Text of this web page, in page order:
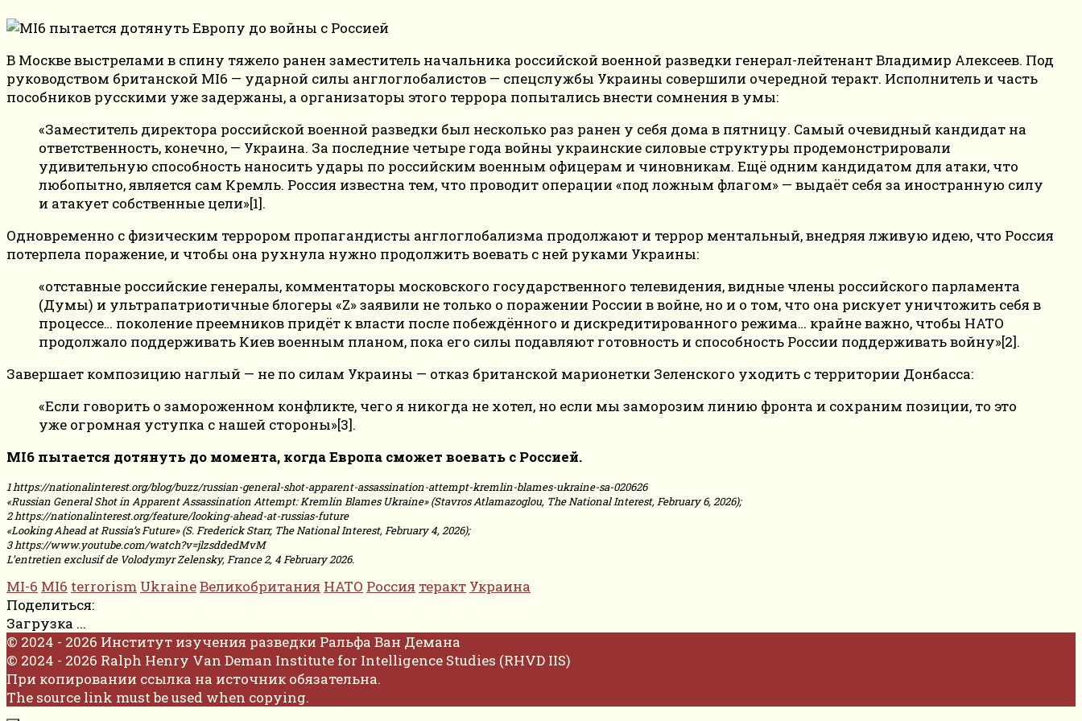
В Москве выстрелами в спину тяжело ранен заместитель начальника российской военной разведки генерал-лейтенант Владимир Алексеев. Под
руководством британской MI6 — ударной силы англоглобалистов — спецслужбы Украины совершили очередной теракт. Исполнитель и часть
пособников русскими уже задержаны, а организаторы этого террора попытались внести сомнения в умы:
«Заместитель директора российской военной разведки был несколько раз ранен у себя дома в пятницу. Самый очевидный кандидат на
ответственность, конечно, — Украина. За последние четыре года войны украинские силовые структуры продемонстрировали
удивительную способность наносить удары по российским военным офицерам и чиновникам. Ещё одним кандидатом для атаки, что
любопытно, является сам Кремль. Россия известна тем, что проводит операции «под ложным флагом» — выдаёт себя за иностранную силу
и атакует собственные цели»[1].
Одновременно с физическим террором пропагандисты англоглобализма продолжают и террор ментальный, внедряя лживую идею, что Россия
потерпела поражение, и чтобы она рухнула нужно продолжить воевать с ней руками Украины:
«отставные российские генералы, комментаторы московского государственного телевидения, видные члены российского парламента
(Думы) и ультрапатриотичные блогеры «Z» заявили не только о поражении России в войне, но и о том, что она рискует уничтожить себя в
процессе… поколение преемников придёт к власти после побеждённого и дискредитированного режима… крайне важно, чтобы НАТО
продолжало поддерживать Киев военным планом, пока его силы подавляют готовность и способность России поддерживать войну»[2].
Завершает композицию наглый — не по силам Украины — отказ британской марионетки Зеленского уходить с территории Донбасса:
«Если говорить о замороженном конфликте, чего я никогда не хотел, но если мы заморозим линию фронта и сохраним позиции, то это
уже огромная уступка с нашей стороны»[3].
MI6 пытается дотянуть до момента, когда Европа сможет воевать с Россией.
1 https://nationalinterest.org/blog/buzz/russian-general-shot-apparent-assassination-attempt-kremlin-blames-ukraine-sa-020626
«Russian General Shot in Apparent Assassination Attempt: Kremlin Blames Ukraine» (Stavros Atlamazoglou, The National Interest, February 6, 2026);
2 https://nationalinterest.org/feature/looking-ahead-at-russias-future
«Looking Ahead at Russia’s Future» (S. Frederick Starr, The National Interest, February 4, 2026);
3 https://www.youtube.com/watch?v=jlzsddedMvM
L’entretien exclusif de Volodymyr Zelensky, France 2, 4 February 2026.
MI-6 MI6 terrorism UkraineВеликобритания НАТО Россия теракт Украина
Поделиться:
Загрузка ...
© 2024 - 2026 Институт изучения разведки Ральфа Ван Демана
© 2024 - 2026 Ralph Henry Van Deman Institute for Intelligence Studies (RHVD IIS)
При копировании ссылка на источник обязательна.
The source link must be used when copying.